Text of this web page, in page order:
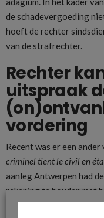
de schadevergoeding
hoeft de rechter
van de strafrechter.
Rechter
uitspraak
vordering
Recent was er een
criminel tient le civil en
aanleg Antwerpen had
rekening te houden met
dit niet als het ging om